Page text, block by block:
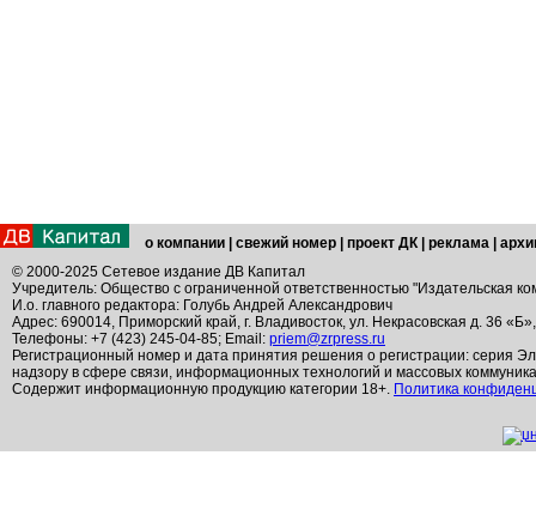
о компании свежий номер проект ДК реклама
© 2000-2025 Сетевое издание ДВ Капитал
Учредитель: Общество с ограниченной ответственностью "Издательская
И.о. главного редактора: Голубь Андрей Александрович
Адрес: 690014, Приморский край, г. Владивосток, ул. Некрасовская д. 36
Телефоны: +7 (423) 245-04-85; Email: priem@zrpress.ru
Регистрационный номер и дата принятия решения о регистрации: серия
надзору в сфере связи, информационных технологий и массовых
Содержит информационную продукцию категории 18+. Политика